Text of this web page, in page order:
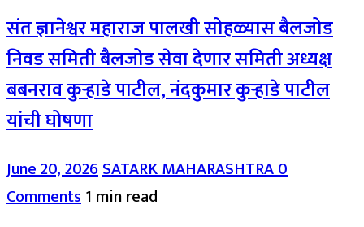
संत ज्ञानेश्वर महाराज पालखी सोहळ्यास बैलजोड
निवड समिती बैलजोड सेवा देणार समिती अध्यक्ष
बबनराव कुऱ्हाडे पाटील, नंदकुमार कुऱ्हाडे पाटील
यांची घोषणा
June 20, 2026SATARK MAHARASHTRA0
Comments1 min read